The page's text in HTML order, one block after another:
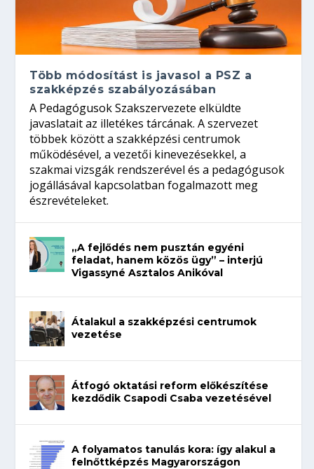
Több módosítást is javasol a PSZ a
szakképzés szabályozásában
A Pedagógusok Szakszervezete elküldte
javaslatait az illetékes tárcának. A szervezet
többek között a szakképzési centrumok
működésével, a vezetői kinevezésekkel, a
szakmai vizsgák rendszerével és a pedagógusok
jogállásával kapcsolatban fogalmazott meg
észrevételeket.
„A fejlődés nem pusztán egyéni
feladat, hanem közös ügy” – interjú
Vigassyné Asztalos Anikóval
Átalakul a szakképzési centrumok
vezetése
Átfogó oktatási reform előkészítése
kezdődik Csapodi Csaba vezetésével
A folyamatos tanulás kora: így alakul a
felnőttképzés Magyarországon